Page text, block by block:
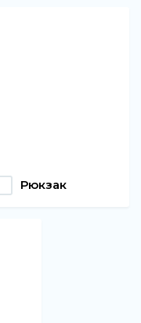
Рюкзак